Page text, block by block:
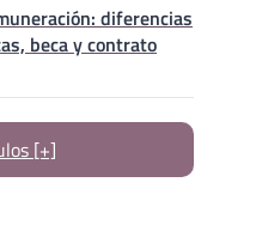
diferencias
beca y contrato
[+]